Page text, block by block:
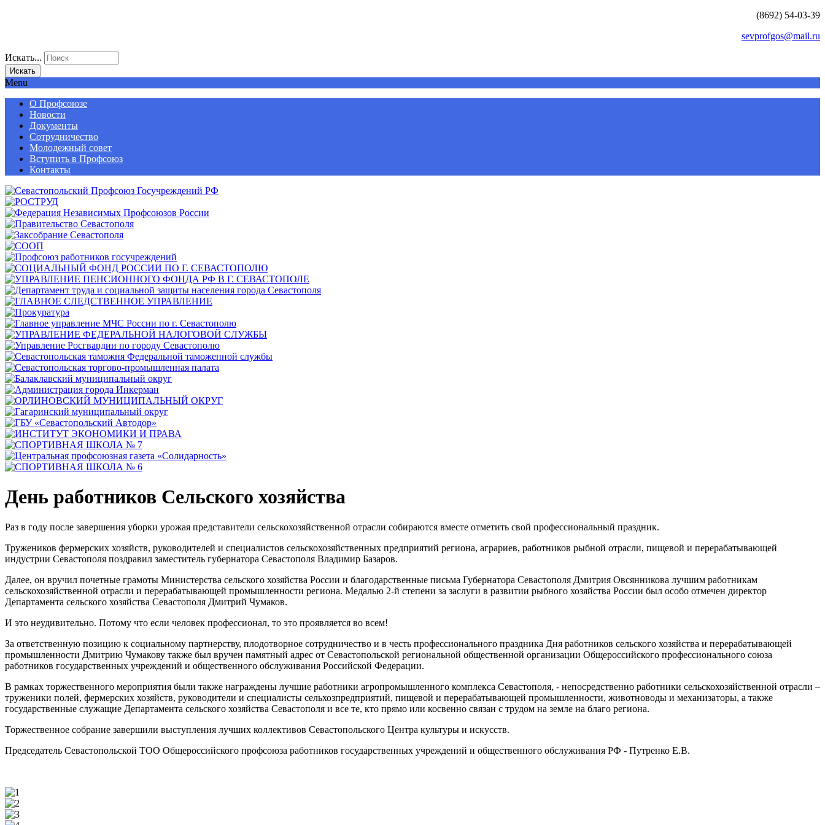
(8692) 54-03-39
sevprofgos@mail.ru
Искать...
Искать
Menu
О Профсоюзе
Новости
Документы
Сотрудничество
Молодежный совет
Вступить в Профсоюз
Контакты
День работников Сельского хозяйства
Раз в году после завершения уборки урожая представители сельскохозяйственной отрасли собираются вместе отметить свой профессиональный праздник.
Тружеников фермерских хозяйств, руководителей и специалистов сельскохозяйственных предприятий региона, аграриев, работников рыбной отрасли, пищевой и перерабатывающей
индустрии Севастополя поздравил заместитель губернатора Севастополя Владимир Базаров.
Далее, он вручил почетные грамоты Министерства сельского хозяйства России и благодарственные письма Губернатора Севастополя Дмитрия Овсянникова лучшим работникам
сельскохозяйственной отрасли и перерабатывающей промышленности региона. Медалью 2-й степени за заслуги в развитии рыбного хозяйства России был особо отмечен директор
Департамента сельского хозяйства Севастополя Дмитрий Чумаков.
И это неудивительно. Потому что если человек профессионал, то это проявляется во всем!
За ответственную позицию к социальному партнерству, плодотворное сотрудничество и в честь профессионального праздника Дня работников сельского хозяйства и перерабатывающей
промышленности Дмитрию Чумакову также был вручен памятный адрес от Севастопольской региональной общественной организации Общероссийского профессионального союза
работников государственных учреждений и общественного обслуживания Российской Федерации.
В рамках торжественного мероприятия были также награждены лучшие работники агропромышленного комплекса Севастополя, - непосредственно работники сельскохозяйственной отрасли –
труженики полей, фермерских хозяйств, руководители и специалисты сельхозпредприятий, пищевой и перерабатывающей промышленности, животноводы и механизаторы, а также
государственные служащие Департамента сельского хозяйства Севастополя и все те, кто прямо или косвенно связан с трудом на земле на благо региона.
Торжественное собрание завершили выступления лучших коллективов Севастопольского Центра культуры и искусств.
Председатель Севастопольской ТОО Общероссийского профсоюза работников государственных учреждений и общественного обслуживания РФ - Путренко Е.В.